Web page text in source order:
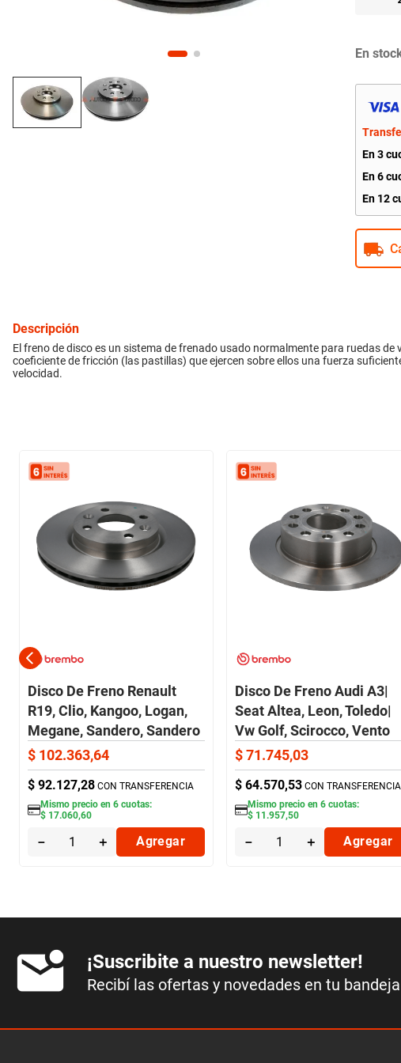
En
En3
En6
En 12
Descripción
El freno de disco es un sistema de frenado usado normalmente para ruedas
coeficiente de fricción (las pastillas) que ejercen sobre ellos una fuerza
velocidad.
Disco De Freno Renault
R19, Clio, Kangoo, Logan,
Megane, Sandero, Sandero
Stepway, Scenic, Symbol
(Del) Brembo
$ 102.363,64
$ 92.127,28 CON TRANSFERENCIA
Mismo precio en 6cuotas:
$ 17.060,60
＋
－ Agregar
Disco De Freno Audi A3|
Seat Altea, Leon, Toledo|
Vw Golf, Scirocco, Vento
(Tras) Brembo
$ 71.745,03
$ 64.570,53 CON TRANSFERENCIA
Mismo precio en6 cuotas:
$ 11 .957,50
＋
－ Agregar
¡Suscribite a nuestro newsletter!
Recibí las ofertas y novedades en tu
10. citroen c4